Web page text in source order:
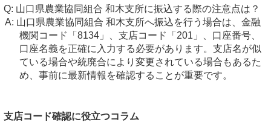
山口県農業協同組合 和木支所に振込する際の注意点は？
山口県農業協同組合 和木支所へ振込を行う場合は、金融
機関コード「8134」、支店コード「201」、口座番号、
口座名義を正確に入力する必要があります。支店名が似
ている場合や統廃合により変更されている場合もあるた
め、事前に最新情報を確認することが重要です。
支店コード確認に役立つコラム